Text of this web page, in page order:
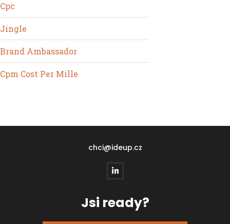
Cpc
Jingle
Brand Ambassador
Cpm Cost Per Mille
chci@ideup.cz
Jsi ready?